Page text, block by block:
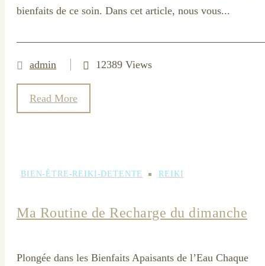
bienfaits de ce soin. Dans cet article, nous vous...
admin 12389 Views
Read More
BIEN-ÊTRE-REIKI-DETENTE REIKI
Ma Routine de Recharge du dimanche
Plongée dans les Bienfaits Apaisants de l’Eau Chaque